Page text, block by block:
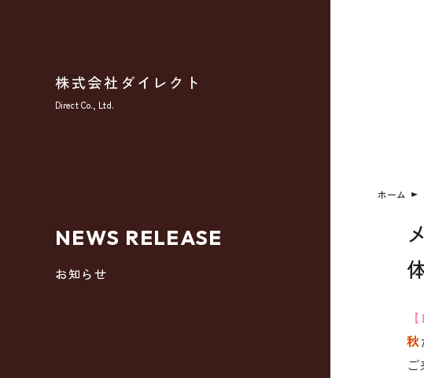
株式会社ダイレクト
Direct Co., Ltd.
NEWS RELEASE
お知らせ
ホーム
秋